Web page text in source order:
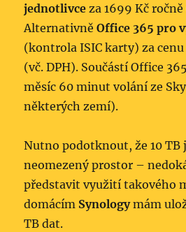
jednotlivce za 1699 Kč ročně
AlternativněOffice 365 pro
(kontrola ISIC karty) za
(vč. DPH). Součástí Office
měsíc 60 minut volání ze
některých zemí).
Nutno podotknout, že 10 TB
neomezený prostor –
představit využití takového
domácím Synologymám
TB dat.